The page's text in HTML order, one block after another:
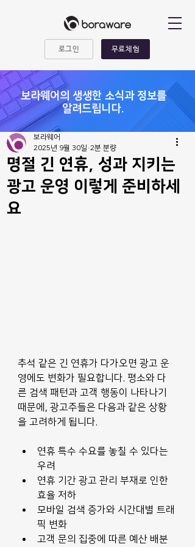
로그인 무료체험
​보라웨어의 생생한 소식과 정보를
알려드립니다.
명절 긴 연휴, 성과 지키는
광고 운영 이렇게 준비하세
요
보라웨어
2025년 9월 30일 2분 분량
추석 같은 긴 연휴가 다가오면 광고 운
영에도 변화가 필요합니다. 평소와 다
른 검색 패턴과 고객 행동이 나타나기
때문에, 광고주들은 다음과 같은 상황
을 고려하게 됩니다.
연휴 특수 수요를 놓칠 수 있다는
우려
연휴 기간 광고 관리 부재로 인한
효율 저하
모바일 검색 증가와 시간대별 트래
픽 변화
고객 문의 집중에 따른 예산 배분